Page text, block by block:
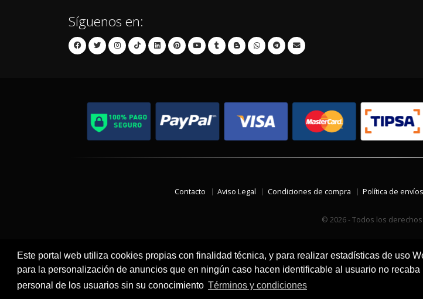
Este portal web utiliza cookies propias con finalidad técnica, y para realizar estadísticas de uso
para la personalización de anuncios que en ningún caso hacen identificable al usuario no recaba
personal de los usuarios sin su conocimiento Términos y condiciones
Síguenos en:
Contacto Aviso Legal Condiciones de compra Política de envíos
© 2026 - Todos los